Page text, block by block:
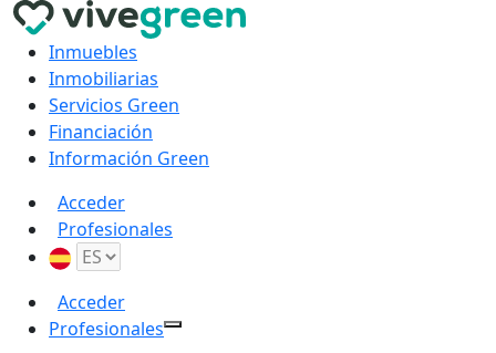
Inmuebles
Inmobiliarias
Servicios Green
Financiación
Información Green
Acceder
Profesionales
Acceder
Profesionales